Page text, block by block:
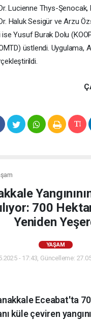
Lucienne Thys-Şenocak,
Haluk Sesigür ve Arzu
Yusuf Burak Dolu
üstlendi. Uygulama,
700
Yeniden
YAŞAM
- 17:43, Güncelleme:
Eceabat'ta
küle çeviren